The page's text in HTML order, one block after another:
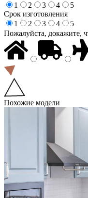
1
2 3 4
5
Срок изготовления
1
2 3 4
5
Пожалуйста, докажите,
Похожие модели